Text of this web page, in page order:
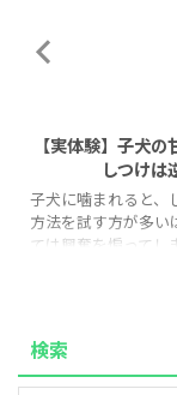
【実体験】子犬
しつけは
子犬に噛まれると、
方法を試す方が多い
ては興奮を煽って
わりに実践しやす
この記事を読めば今
かという見通しが立
「痛い！と泣く」し
検索